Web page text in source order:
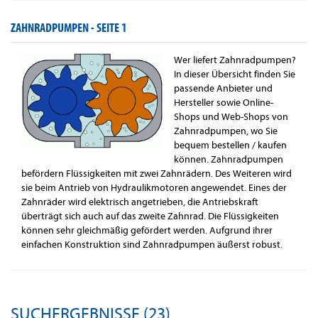
ZAHNRADPUMPEN -SEITE 1
Wer liefert Zahnradpumpen?
In dieser Übersicht finden Sie
passende Anbieter und
Hersteller sowie Online-
Shops und Web-Shops von
Zahnradpumpen, wo Sie
bequem bestellen / kaufen
können. Zahnradpumpen
befördern Flüssigkeiten mit zwei Zahnrädern. Des Weiteren wird
sie beim Antrieb von Hydraulikmotoren angewendet. Eines der
Zahnräder wird elektrisch angetrieben, die Antriebskraft
überträgt sich auch auf das zweite Zahnrad. Die Flüssigkeiten
können sehr gleichmäßig gefördert werden. Aufgrund ihrer
einfachen Konstruktion sind Zahnradpumpen äußerst robust.